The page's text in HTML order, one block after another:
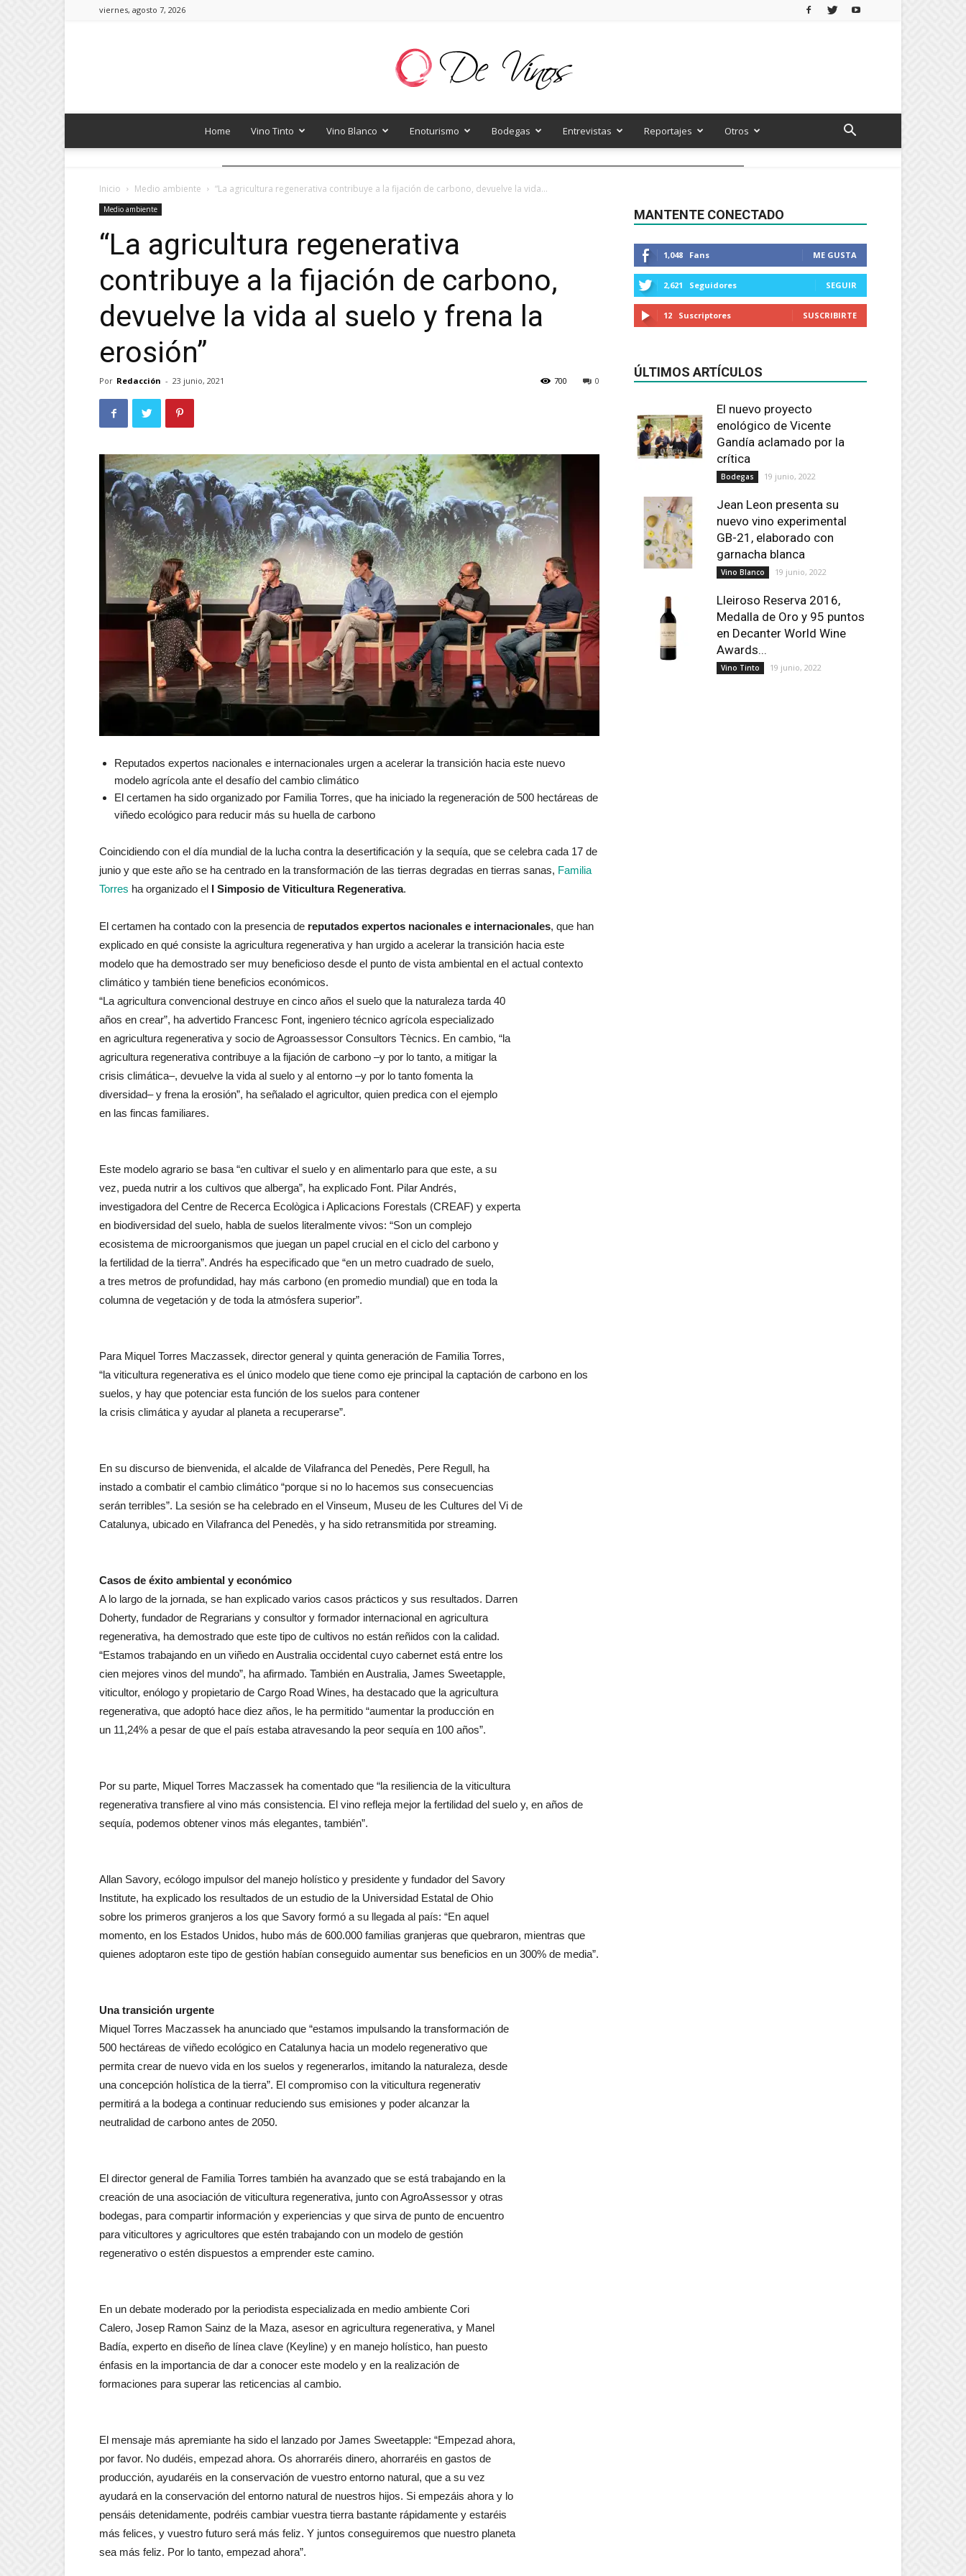
viernes, agosto 7, 2026
Home Vino Tinto Vino Blanco Enoturismo Bodegas Entrevistas Reportajes Otros
Inicio Medio ambiente “La agricultura regenerativa contribuye a la fijación de carbono, devuelve la vida...
Medio ambiente
“La agricultura regenerativa
contribuye a la fijación de carbono,
devuelve la vida al suelo y frena la
erosión”
Por Redacción - 23 junio, 2021 0
700
Reputados expertos nacionales e internacionales urgen a acelerar la transición hacia este nuevo
modelo agrícola ante el desafío del cambio climático
El certamen ha sido organizado por Familia Torres, que ha iniciado la regeneración de 500 hectáreas de
viñedo ecológico para reducir más su huella de carbono
Coincidiendo con el día mundial de la lucha contra la desertificación y la sequía, que se celebra cada 17 de
junio y que este año se ha centrado en la transformación de las tierras degradas en tierras sanas, Familia
Torres ha organizado el I Simposio de Viticultura Regenerativa.
El certamen ha contado con la presencia de reputados expertos nacionales e internacionales, que han
explicado en qué consiste la agricultura regenerativa y han urgido a acelerar la transición hacia este
modelo que ha demostrado ser muy beneficioso desde el punto de vista ambiental en el actual contexto
climático y también tiene beneficios económicos.
“La agricultura convencional destruye en cinco años el suelo que la naturaleza tarda 40
años en crear”, ha advertido Francesc Font, ingeniero técnico agrícola especializado
en agricultura regenerativa y socio de Agroassessor Consultors Tècnics. En cambio, “la
agricultura regenerativa contribuye a la fijación de carbono –y por lo tanto, a mitigar la
crisis climática–, devuelve la vida al suelo y al entorno –y por lo tanto fomenta la
diversidad– y frena la erosión”, ha señalado el agricultor, quien predica con el ejemplo
en las fincas familiares.
Este modelo agrario se basa “en cultivar el suelo y en alimentarlo para que este, a su
vez, pueda nutrir a los cultivos que alberga”, ha explicado Font. Pilar Andrés,
investigadora del Centre de Recerca Ecològica i Aplicacions Forestals (CREAF) y experta
en biodiversidad del suelo, habla de suelos literalmente vivos: “Son un complejo
ecosistema de microorganismos que juegan un papel crucial en el ciclo del carbono y
la fertilidad de la tierra”. Andrés ha especificado que “en un metro cuadrado de suelo,
a tres metros de profundidad, hay más carbono (en promedio mundial) que en toda la
columna de vegetación y de toda la atmósfera superior”.
Para Miquel Torres Maczassek, director general y quinta generación de Familia Torres,
“la viticultura regenerativa es el único modelo que tiene como eje principal la captación de carbono en los
suelos, y hay que potenciar esta función de los suelos para contener
la crisis climática y ayudar al planeta a recuperarse”.
En su discurso de bienvenida, el alcalde de Vilafranca del Penedès, Pere Regull, ha
instado a combatir el cambio climático “porque si no lo hacemos sus consecuencias
serán terribles”. La sesión se ha celebrado en el Vinseum, Museu de les Cultures del Vi de
Catalunya, ubicado en Vilafranca del Penedès, y ha sido retransmitida por streaming.
Casos de éxito ambiental y económico
A lo largo de la jornada, se han explicado varios casos prácticos y sus resultados. Darren
Doherty, fundador de Regrarians y consultor y formador internacional en agricultura
regenerativa, ha demostrado que este tipo de cultivos no están reñidos con la calidad.
“Estamos trabajando en un viñedo en Australia occidental cuyo cabernet está entre los
cien mejores vinos del mundo”, ha afirmado. También en Australia, James Sweetapple,
viticultor, enólogo y propietario de Cargo Road Wines, ha destacado que la agricultura
regenerativa, que adoptó hace diez años, le ha permitido “aumentar la producción en
un 11,24% a pesar de que el país estaba atravesando la peor sequía en 100 años”.
Por su parte, Miquel Torres Maczassek ha comentado que “la resiliencia de la viticultura
regenerativa transfiere al vino más consistencia. El vino refleja mejor la fertilidad del suelo y, en años de
sequía, podemos obtener vinos más elegantes, también”.
Allan Savory, ecólogo impulsor del manejo holístico y presidente y fundador del Savory
Institute, ha explicado los resultados de un estudio de la Universidad Estatal de Ohio
sobre los primeros granjeros a los que Savory formó a su llegada al país: “En aquel
momento, en los Estados Unidos, hubo más de 600.000 familias granjeras que quebraron, mientras que
quienes adoptaron este tipo de gestión habían conseguido aumentar sus beneficios en un 300% de media”.
Una transición urgente
Miquel Torres Maczassek ha anunciado que “estamos impulsando la transformación de
500 hectáreas de viñedo ecológico en Catalunya hacia un modelo regenerativo que
permita crear de nuevo vida en los suelos y regenerarlos, imitando la naturaleza, desde
una concepción holística de la tierra”. El compromiso con la viticultura regenerativ
permitirá a la bodega a continuar reduciendo sus emisiones y poder alcanzar la
neutralidad de carbono antes de 2050.
El director general de Familia Torres también ha avanzado que se está trabajando en la
creación de una asociación de viticultura regenerativa, junto con AgroAssessor y otras
bodegas, para compartir información y experiencias y que sirva de punto de encuentro
para viticultores y agricultores que estén trabajando con un modelo de gestión
regenerativo o estén dispuestos a emprender este camino.
En un debate moderado por la periodista especializada en medio ambiente Cori
Calero, Josep Ramon Sainz de la Maza, asesor en agricultura regenerativa, y Manel
Badía, experto en diseño de línea clave (Keyline) y en manejo holístico, han puesto
énfasis en la importancia de dar a conocer este modelo y en la realización de
formaciones para superar las reticencias al cambio.
El mensaje más apremiante ha sido el lanzado por James Sweetapple: “Empezad ahora,
por favor. No dudéis, empezad ahora. Os ahorraréis dinero, ahorraréis en gastos de
producción, ayudaréis en la conservación de vuestro entorno natural, que a su vez
ayudará en la conservación del entorno natural de nuestros hijos. Si empezáis ahora y lo
pensáis detenidamente, podréis cambiar vuestra tierra bastante rápidamente y estaréis
más felices, y vuestro futuro será más feliz. Y juntos conseguiremos que nuestro planeta
sea más feliz. Por lo tanto, empezad ahora”.
MANTENTE CONECTADO
1,048 Fans ME GUSTA
2,621 Seguidores SEGUIR
12 Suscriptores SUSCRIBIRTE
ÚLTIMOS ARTÍCULOS
El nuevo proyecto
enológico de Vicente
Gandía aclamado por la
crítica
Bodegas 19 junio, 2022
Jean Leon presenta su
nuevo vino experimental
GB-21, elaborado con
garnacha blanca
Vino Blanco 19 junio, 2022
Lleiroso Reserva 2016,
Medalla de Oro y 95 puntos
en Decanter World Wine
Awards...
Vino Tinto 19 junio, 2022